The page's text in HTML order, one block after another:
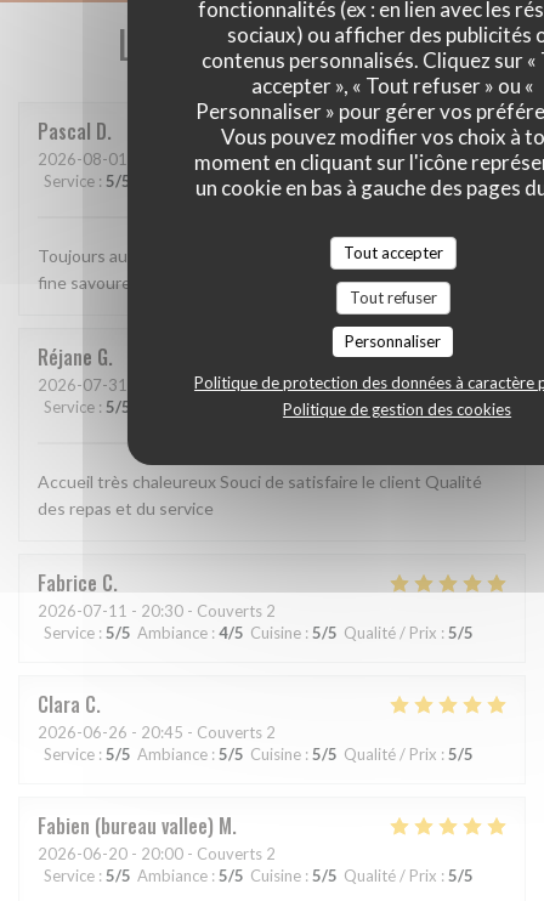
fonctionnalités (ex : en lien avec les
sociaux) ou afficher des publicités
contenus personnalisés. Cliquez sur «
accepter », « Tout refuser » ou «
Personnaliser » pour gérer vos
Vous pouvez modifier vos choix à
moment en cliquant sur l'icône
un cookie en bas à gauche des pages
Tout accepter
Tout refuser
Personnaliser
Politique de protection des données à caractère
Politique de gestion des cookies
Les avis de nos clients
Pascal D
2026-08-01
- 12:15 - Couverts 2
Service : 5/5 Ambiance: 5/5 Cuisine: 5/5 Qualité / Prix: 5/5
Toujours aussi bien. Accueil parfait, service agréable, cuisine
fine savoureuse et raffinée.
Réjane G
2026-07-31
- 19:30 - Couverts 8
Service : 5/5 Cuisine:5/5 Qualité / Prix:5/5
Accueil très chaleureux Souci de satisfaire le client Qualité
des repas et du service
Fabrice C
2026-07-11 - 20:30 - Couverts 2
Service : 5/5 Ambiance : 4/5 Cuisine : 5/5 Qualité / Prix : 5/5
Clara C
2026-06-26 - 20:45 - Couverts 2
Service : 5/5 Ambiance : 5/5 Cuisine : 5/5 Qualité / Prix : 5/5
Fabien (bureau vallee) M
2026-06-20 - 20:00 - Couverts 2
Service : 5/5 Ambiance : 5/5 Cuisine : 5/5 Qualité / Prix : 5/5